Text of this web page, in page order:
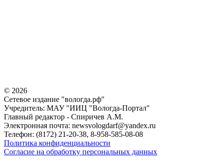
© 2026
Сетевое издание "вологда.рф"
Учредитель: МАУ "ИИЦ "Вологда-Портал"
Главный редактор - Спиричев А.М.
Электронная почта: newsvologdarf@yandex.ru
Телефон: (8172) 21-20-38, 8-958-585-08-08
Политика конфиденциальности
Согласие на обработку персональных данных